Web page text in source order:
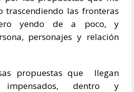
trascendiendo las fronteras
yendo de a poco, y
personajes y relación
propuestas que llegan
dentro y